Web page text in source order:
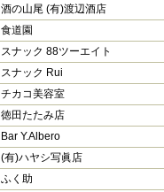
酒の山尾 (有)渡辺酒店
食道園
スナック 88ツーエイト
スナック Rui
チカコ美容室
徳田たたみ店
Bar Y.Albero
(有)ハヤシ写眞店
ふく助